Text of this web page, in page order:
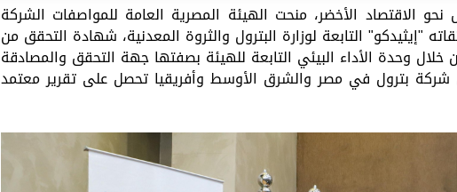
الاقتصاد الأخضر، منحت الهيئة المصرية العامة للمواصفات الشركة
"إيثيدكو" التابعة لوزارة البترول والثروة المعدنية، شهادة التحقق من
خلال وحدة الأداء البيئي التابعة للهيئة بصفتها جهة التحقق والمصادقة
شركة بترول في مصر والشرق الأوسط وأفريقيا تحصل على تقرير معتمد